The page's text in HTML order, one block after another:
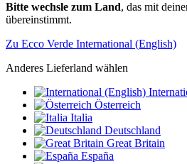
Bitte wechsle zum Land, das mit
übereinstimmt.
Zu Ecco Verde International (English)
Anderes Lieferland wählen
Österreich
Italia
Deutschland
Great Britain
España